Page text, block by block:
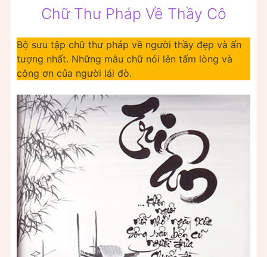
Chữ Thư Pháp Về Thầy Cô
Bộ sưu tập chữ thư pháp về người thầy đẹp và ấn
tượng nhất. Những mẫu chữ nói lên tấm lòng và
công ơn của người lái đò.